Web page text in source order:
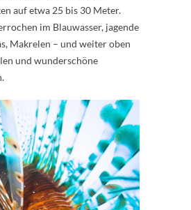
auf etwa 25 bis 30 Meter.
im Blauwasser, jagende
Makrelen – und weiter oben
und wunderschöne